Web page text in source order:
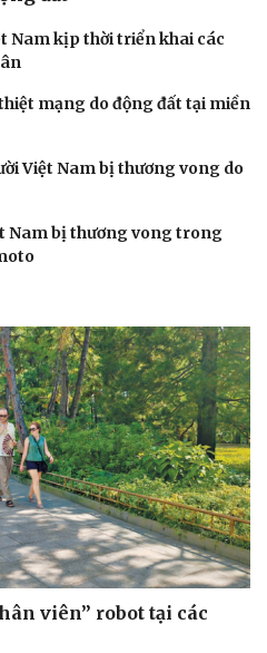
Nam kịp thời triển khai các
mạng do động đất tại miền
Việt Nam bị thương vong do
Nam bị thương vong trong
viên” robot tại các